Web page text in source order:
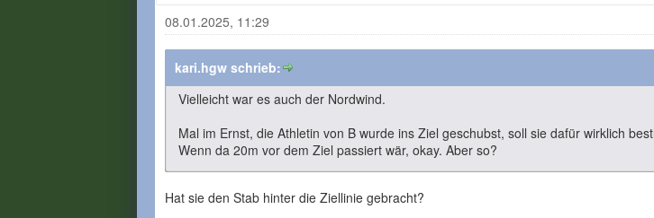
08.01.2025, 11:29
kari.hgw schrieb:
Vielleicht war es auch der Nordwind.
Mal im Ernst, die Athletin von B wurde ins Ziel geschubst, soll sie dafür wirklich
Wenn da 20m vor dem Ziel passiert wär, okay. Aber so?
Hat sie den Stab hinter die Ziellinie gebracht?